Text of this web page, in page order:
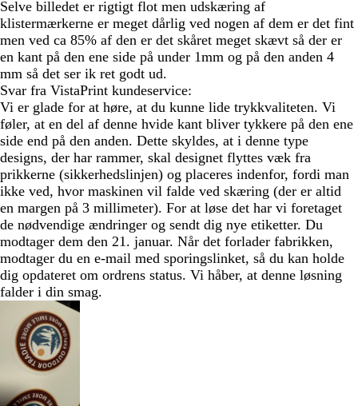
Selve billedet er rigtigt flot men udskæring af
klistermærkerne er meget dårlig ved nogen af dem er det fint
men ved ca 85% af den er det skåret meget skævt så der er
en kant på den ene side på under 1mm og på den anden 4
mm så det ser ik ret godt ud.
Svar fra VistaPrint kundeservice:
Vi er glade for at høre, at du kunne lide trykkvaliteten. Vi
føler, at en del af denne hvide kant bliver tykkere på den ene
side end på den anden. Dette skyldes, at i denne type
designs, der har rammer, skal designet flyttes væk fra
prikkerne (sikkerhedslinjen) og placeres indenfor, fordi man
ikke ved, hvor maskinen vil falde ved skæring (der er altid
en margen på 3 millimeter). For at løse det har vi foretaget
de nødvendige ændringer og sendt dig nye etiketter. Du
modtager dem den 21. januar. Når det forlader fabrikken,
modtager du en e-mail med sporingslinket, så du kan holde
dig opdateret om ordrens status. Vi håber, at denne løsning
falder i din smag.